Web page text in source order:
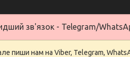
зв'язок - Telegram/
пиши нам на Viber, Telegram,